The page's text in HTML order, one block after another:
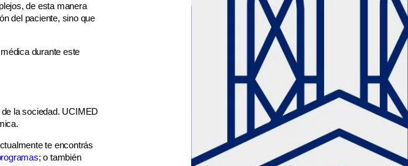
de esta manera
del paciente, sino que
durante este
la sociedad. UCIMED
te encontrás
; o también